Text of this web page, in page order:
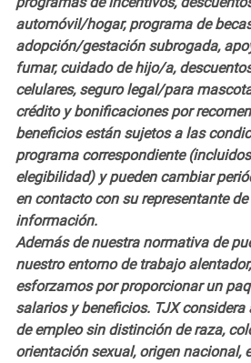
automóvil/hogar, programa de
adopción/gestación subrogada,
fumar, cuidado de hijo/a,
celulares, seguro legal/para
crédito y bonificaciones por
beneficios están sujetos a las
programa correspondiente
elegibilidad) y pueden cambiar
en contacto con su representante
información.
Además de nuestra normativa de
nuestro entorno de trabajo
esforzamos por proporcionar un
salarios y beneficios. TJX
de empleo sin distinción de raza,
orientación sexual, origen nacional,